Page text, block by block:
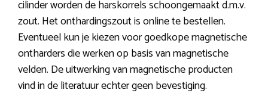
cilinder worden de harskorrels schoongemaakt d.m.v.
zout. Het onthardingszout is online te bestellen.
Eventueel kun je kiezen voor goedkope magnetische
ontharders die werken op basis van magnetische
velden. De uitwerking van magnetische producten
vind in de literatuur echter geen bevestiging.